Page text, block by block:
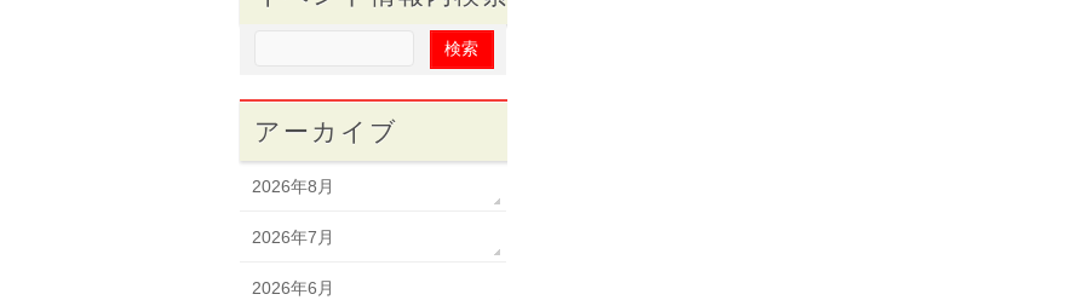
アーカイブ
2026年8月
2026年7月
2026年6月